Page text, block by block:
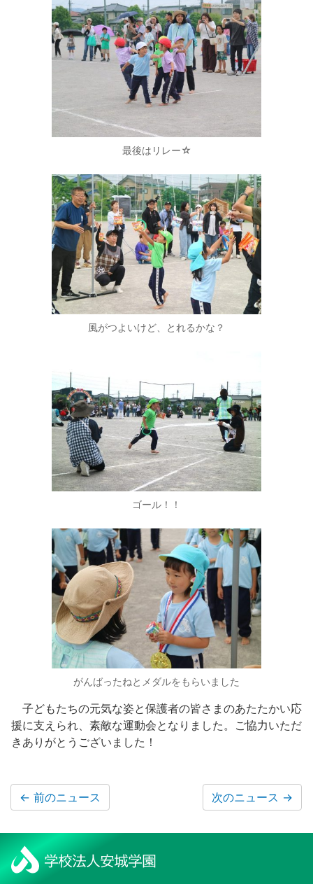
最後はリレー☆
風がつよいけど、とれるかな？
ゴール！！
がんばったねとメダルをもらいました
子どもたちの元気な姿と保護者の皆さまのあたたかい応
援に支えられ、素敵な運動会となりました。ご協力いただ
きありがとうございました！
← 前のニュース 次のニュース →